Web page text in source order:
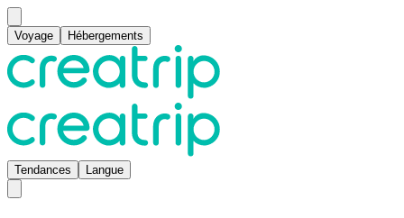
Voyage Hébergements
Tendances Langue